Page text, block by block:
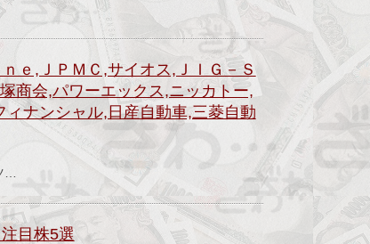
ｅ,ＪＰＭＣ,サイオス,ＪＩＧ－Ｓ
商会,パワーエックス,ニッカトー,
ナンシャル,日産自動車,三菱自動
…
目株5選